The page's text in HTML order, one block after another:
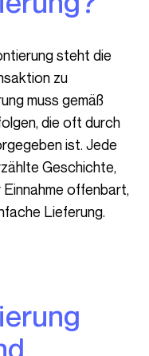
zu
muss gemäß
die oft durch
ist. Jede
Geschichte,
offenbart,
Lieferung.